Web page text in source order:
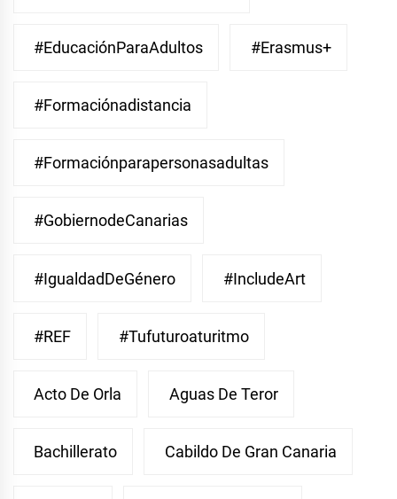
#EducaciónParaAdultos #Erasmus+
#Formaciónadistancia
#Formaciónparapersonasadultas
#GobiernodeCanarias
#IgualdadDeGénero #IncludeArt
#REF #Tufuturoaturitmo
Acto De Orla Aguas De Teror
Bachillerato Cabildo De Gran Canaria